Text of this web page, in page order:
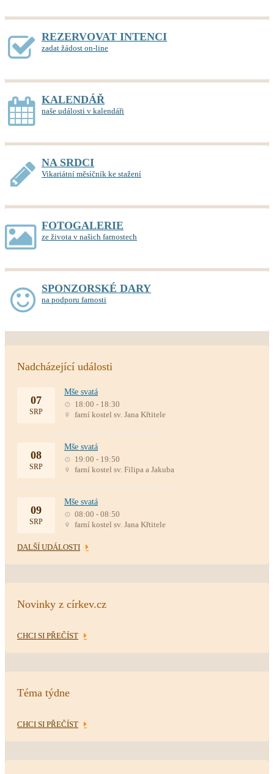
REZERVOVAT INTENCI
zadat žádost on-line
KALENDÁŘ
naše události v kalendáři
NA SRDCI
Vikariátní měsíčník ke stažení
FOTOGALERIE
ze života v našich farnostech
SPONZORSKÉ DARY
na podporu farnosti
Nadcházející události
07
SRP
Mše svatá
18:00 - 18:30
farní kostel sv. Jana Křtitele
08
SRP
Mše svatá
19:00 - 19:50
farní kostel sv. Filipa a Jakuba
09
SRP
Mše svatá
08:00 - 08:50
farní kostel sv. Jana Křtitele
DALŠÍ UDÁLOSTI
Novinky z církev.cz
CHCI SI PŘEČÍST
Téma týdne
CHCI SI PŘEČÍST